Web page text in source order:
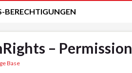
BERECHTIGUNGEN
–
Base